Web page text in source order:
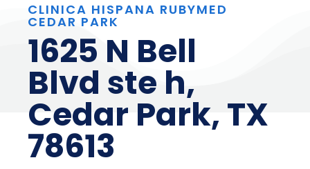
CLINICA HISPANA RUBYMED
CEDAR PARK
1625 N Bell
Blvd ste h,
Cedar Park, TX
78613